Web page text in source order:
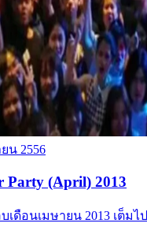
น 2556
Party (April) 2013
ดือนเมษายน 2013 เต็มไ